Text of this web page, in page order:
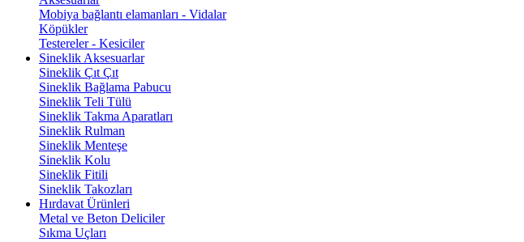
Mobiya bağlantı elamanları - Vidalar
Köpükler
Testereler - Kesiciler
Sineklik Aksesuarlar
Sineklik Çıt Çıt
Sineklik Bağlama Pabucu
Sineklik Teli Tülü
Sineklik Takma Aparatları
Sineklik Rulman
Sineklik Menteşe
Sineklik Kolu
Sineklik Fitili
Sineklik Takozları
Hırdavat Ürünleri
Metal ve Beton Deliciler
Sıkma Uçları